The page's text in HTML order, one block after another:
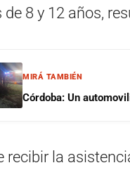
de 8 y 12 años,
MIRÁ TAMBIÉN
Córdoba: Un
recibir la